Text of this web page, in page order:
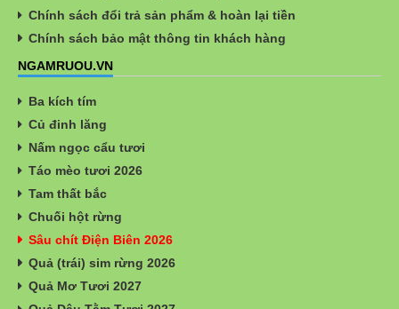
Chính sách đổi trả sản phẩm & hoàn lại tiền
Chính sách bảo mật thông tin khách hàng
NGAMRUOU.VN
Ba kích tím
Củ đinh lăng
Nấm ngọc cẩu tươi
Táo mèo tươi 2026
Tam thất bắc
Chuối hột rừng
Sâu chít Điện Biên 2026
Quả (trái) sim rừng 2026
Quả Mơ Tươi 2027